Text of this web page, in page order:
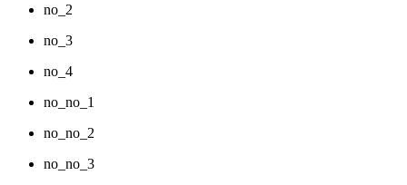
no_2
no_3
no_4
no_no_1
no_no_2
no_no_3